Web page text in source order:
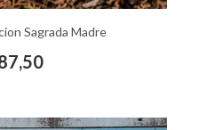
Sagrada Madre